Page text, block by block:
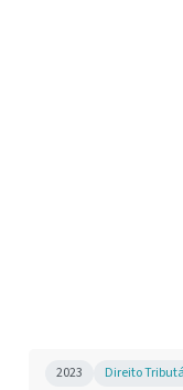
2023 Direito